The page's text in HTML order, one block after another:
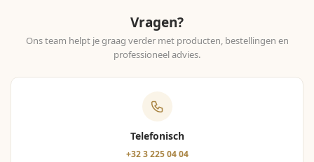
Vragen?
Ons team helpt je graag verder met producten, bestellingen en
professioneel advies.
Telefonisch
+32 3 225 04 04